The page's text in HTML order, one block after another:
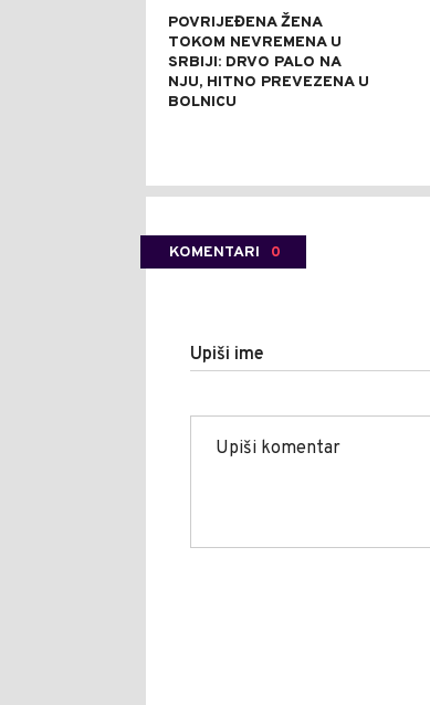
POVRIJEĐENA ŽENA
TOKOM NEVREMENA U
SRBIJI: DRVO PALO NA
NJU, HITNO PREVEZENA U
BOLNICU
KOMENTARI 0
Upiši ime